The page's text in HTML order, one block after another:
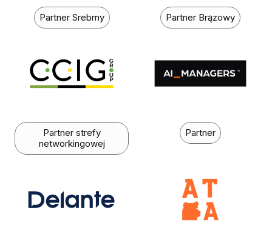
Partner Srebrny Partner Brązowy
Partner strefy
networkingowej
Partner